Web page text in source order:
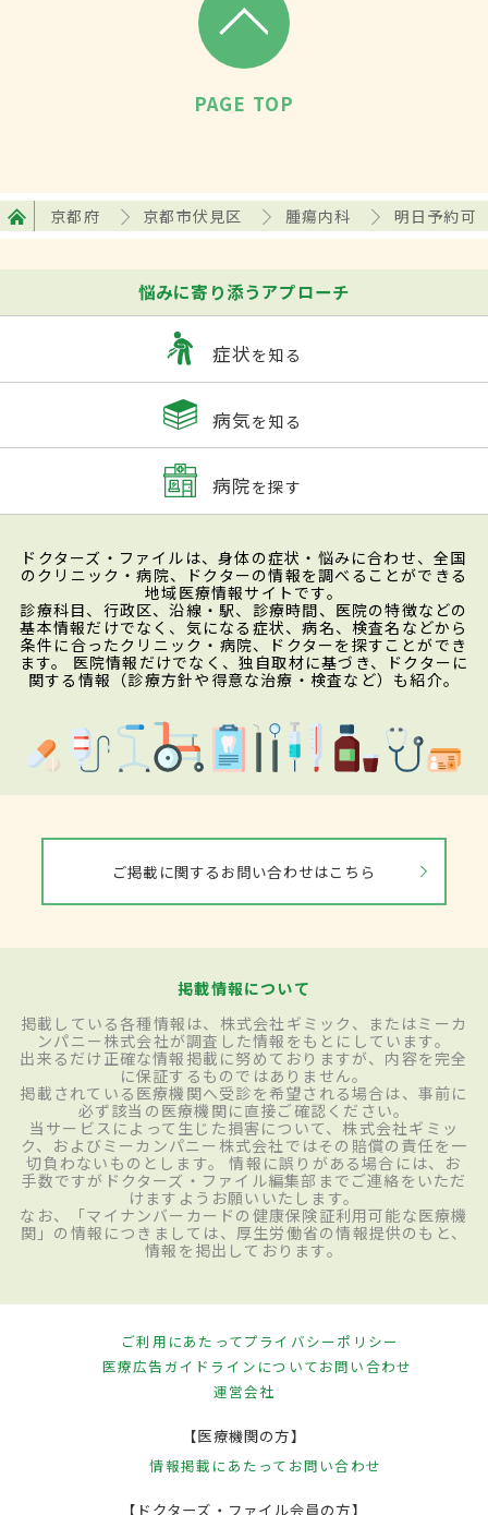
PAGE TOP
京都府 京都市伏見区 腫瘍内科 明日予約可
悩みに寄り添うアプローチ
症状を知る
病気を知る
病院を探す
ドクターズ・ファイルは、身体の症状・悩みに合わせ、全国
のクリニック・病院、ドクターの情報を調べることができる
地域医療情報サイトです。
診療科目、行政区、沿線・駅、診療時間、医院の特徴などの
基本情報だけでなく、気になる症状、病名、検査名などから
条件に合ったクリニック・病院、ドクターを探すことができ
ます。 医院情報だけでなく、独自取材に基づき、ドクターに
関する情報（診療方針や得意な治療・検査など）も紹介。
ご掲載に関するお問い合わせはこちら
掲載情報について
掲載している各種情報は、株式会社ギミック、またはミーカ
ンパニー株式会社が調査した情報をもとにしています。
出来るだけ正確な情報掲載に努めておりますが、内容を完全
に保証するものではありません。
掲載されている医療機関へ受診を希望される場合は、事前に
必ず該当の医療機関に直接ご確認ください。
当サービスによって生じた損害について、株式会社ギミッ
ク、およびミーカンパニー株式会社ではその賠償の責任を一
切負わないものとします。 情報に誤りがある場合には、お
手数ですがドクターズ・ファイル編集部までご連絡をいただ
けますようお願いいたします。
なお、「マイナンバーカードの健康保険証利用可能な医療機
関」の情報につきましては、厚生労働省の情報提供のもと、
情報を掲出しております。
ご利用にあたってプライバシーポリシー
医療広告ガイドラインについてお問い合わせ
運営会社
【医療機関の方】
情報掲載にあたって お問い合わせ
【ドクターズ・ファイル会員の方】